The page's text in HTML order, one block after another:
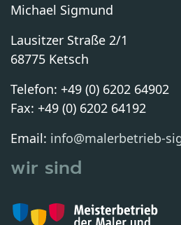
Michael Sigmund
Lausitzer Straße 2/1
68775 Ketsch
Telefon: +49 (0) 6202 64902
Fax: +49 (0) 6202 64192
Email: info@malerbetrieb-
wir sind